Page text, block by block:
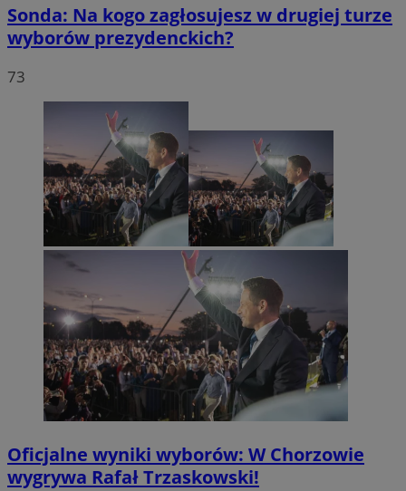
Sonda: Na kogo zagłosujesz w drugiej turze
wyborów prezydenckich?
73
Oficjalne wyniki wyborów: W Chorzowie
wygrywa Rafał Trzaskowski!